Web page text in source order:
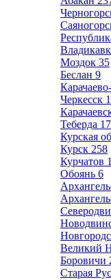
Моздок 35
Беслан 9
Черкесск
Теберда 17
Курская
Курск 258
Курчатов
Обоянь 6
Великий
Боровичи
Старая